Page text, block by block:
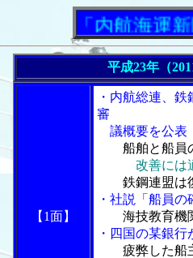
「内航海運新聞」
平成23年（
【1面】
・内航総連、
審
議概要を公表
船舶と船員
改善には
鉄鋼連盟は
・社説「船員
海技教育機
・四国の某銀
疲弊した船